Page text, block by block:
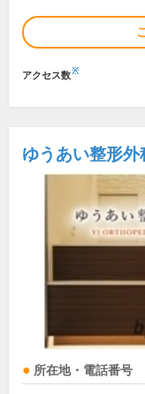
アクセス数※
ゆうあい整形外
所在地・電話番号